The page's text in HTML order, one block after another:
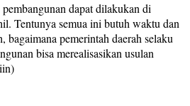
dapat dilakukan di
Tentunya semua ini butuh waktu dan
bagaimana pemerintah daerah selaku
bisa merealisasikan usulan